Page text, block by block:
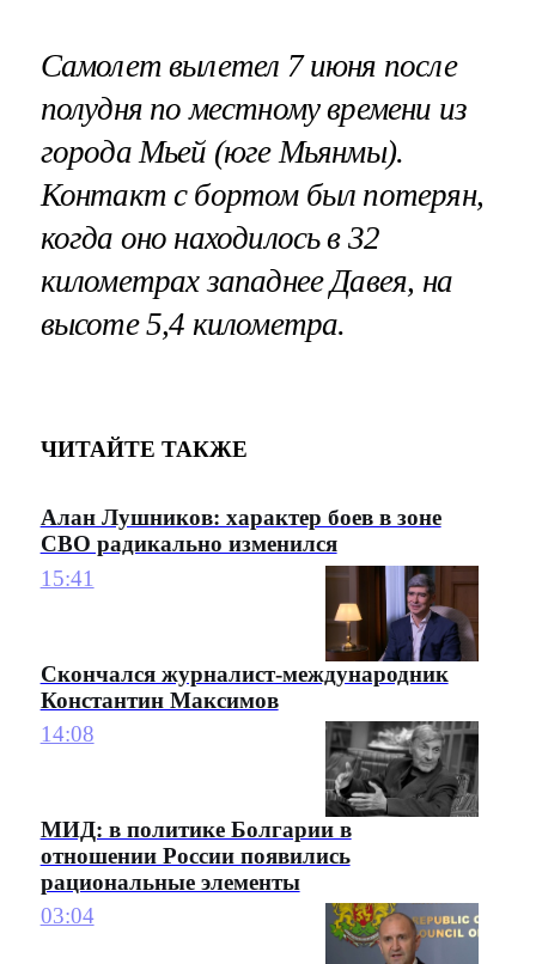
Самолет вылетел 7 июня после
полудня по местному времени из
города Мьей (юге Мьянмы).
Контакт с бортом был потерян,
когда оно находилось в 32
километрах западнее Давея, на
высоте 5,4 километра.
ЧИТАЙТЕ ТАКЖЕ
Алан Лушников: характер боев в зоне
СВО радикально изменился
15:41
Скончался журналист-международник
Константин Максимов
14:08
МИД: в политике Болгарии в
отношении России появились
рациональные элементы
03:04